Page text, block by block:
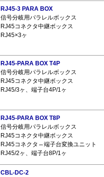
RJ45-3 PARA BOX
信号分岐用パラレルボックス
RJ45コネクタ中継ボックス
RJ45×3ヶ
RJ45-PARA BOX T4P
信号分岐用パラレルボックス
RJ45コネクタ中継ボックス
RJ45/3ヶ、端子台4P/1ヶ
RJ45-PARA BOX T8P
信号分岐用パラレルボックス
RJ45コネクタ中継ボックス
RJ45コネクタ⇔端子台変換ユニット
RJ45/2ヶ、端子台8P/1ヶ
CBL-DC-2